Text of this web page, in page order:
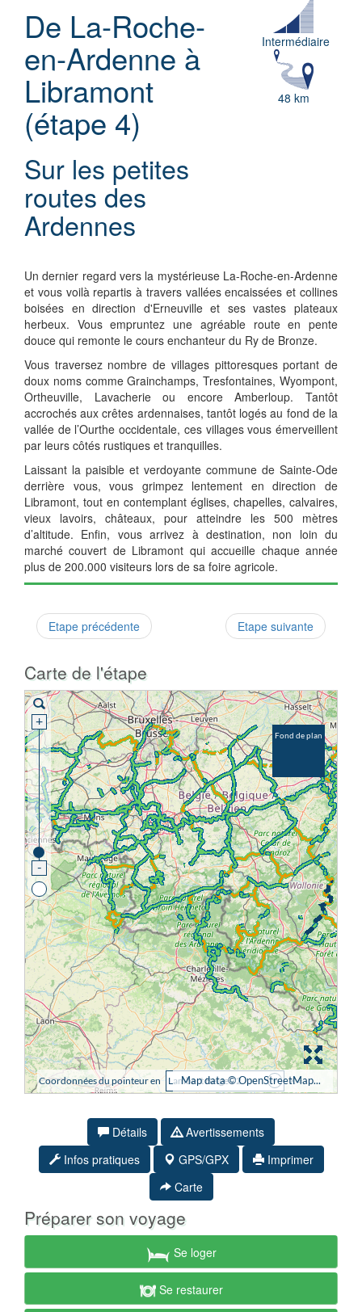
De La-Roche-
en-Ardenne à
Libramont
(étape 4)
Sur les petites
routes des
Ardennes
Intermédiaire
48 km
Un dernier regard vers la mystérieuse La-Roche-en-Ardenne
et vous voilà repartis à travers vallées encaissées et collines
boisées en direction d'Erneuville et ses vastes plateaux
herbeux. Vous empruntez une agréable route en pente
douce qui remonte le cours enchanteur du Ry de Bronze.
Vous traversez nombre de villages pittoresques portant de
doux noms comme Grainchamps, Tresfontaines, Wyompont,
Ortheuville, Lavacherie ou encore Amberloup. Tantôt
accrochés aux crêtes ardennaises, tantôt logés au fond de la
vallée de l’Ourthe occidentale, ces villages vous émerveillent
par leurs côtés rustiques et tranquilles.
Laissant la paisible et verdoyante commune de Sainte-Ode
derrière vous, vous grimpez lentement en direction de
Libramont, tout en contemplant églises, chapelles, calvaires,
vieux lavoirs, châteaux, pour atteindre les 500 mètres
d’altitude. Enfin, vous arrivez à destination, non loin du
marché couvert de Libramont qui accueille chaque année
plus de 200.000 visiteurs lors de sa foire agricole.
Etape précédente Etape suivante
Carte de l'étape
Détails
Avertissements
Infos pratiques
GPS/GPX
Imprimer
Carte
Préparer son voyage
Se loger
Se restaurer